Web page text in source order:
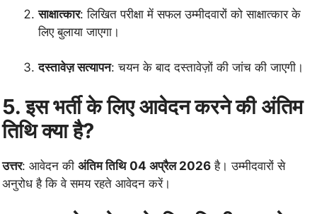
साक्षात्कार: लिखित परीक्षा में सफल उम्मीदवारों को साक्षात्कार के
लिए बुलाया जाएगा।
दस्तावेज़ सत्यापन: चयन के बाद दस्तावेज़ों की जांच की जाएगी।
5. इस भर्ती के लिए आवेदन करने की अंतिम
तिथि क्या है?
उत्तर: आवेदन की अंतिम तिथि 04 अप्रैल 2026 है। उम्मीदवारों से
अनुरोध है कि वे समय रहते आवेदन करें।